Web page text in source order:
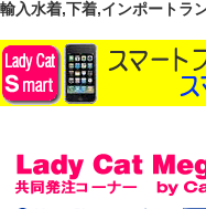
輸入水着,下着,インポートラ